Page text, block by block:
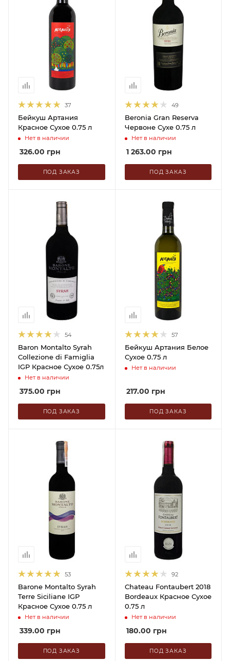
37
Бейкуш Артания
Красное Сухое 0.75 л
Нет в наличии
326.00 грн
ПОД ЗАКАЗ
49
Beronia Gran Reserva
Червоне Сухе 0.75 л
Нет в наличии
1 263.00 грн
ПОД ЗАКАЗ
54
Baron Montalto Syrah
Collezione di Famiglia
IGP Красное Сухое 0.75л
Нет в наличии
375.00 грн
ПОД ЗАКАЗ
57
Бейкуш Артания Белое
Сухое 0.75 л
Нет в наличии
217.00 грн
ПОД ЗАКАЗ
53
Barone Montalto Syrah
Terre Siciliane IGP
Красное Сухое 0.75 л
Нет в наличии
339.00 грн
ПОД ЗАКАЗ
92
Chateau Fontaubert 2018
Bordeaux Красное Сухое
0.75 л
Нет в наличии
180.00 грн
ПОД ЗАКАЗ